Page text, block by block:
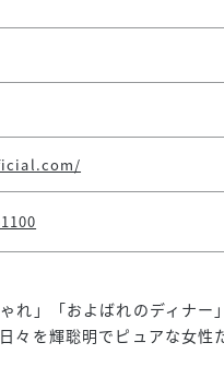
れ」「およばれのディナー
々を輝聡明でピュアな女性